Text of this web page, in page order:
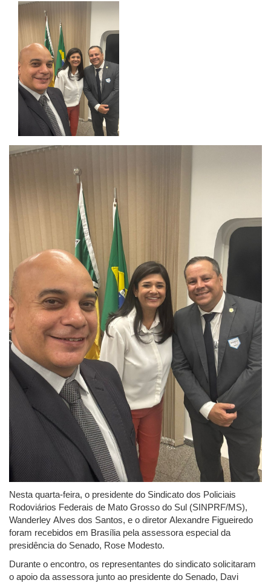
Nesta quarta-feira, o presidente do Sindicato dos Policiais
Rodoviários Federais de Mato Grosso do Sul (SINPRF/MS),
Wanderley Alves dos Santos, e o diretor Alexandre Figueiredo
foram recebidos em Brasília pela assessora especial da
presidência do Senado, Rose Modesto.
Durante o encontro, os representantes do sindicato solicitaram
o apoio da assessora junto ao presidente do Senado, Davi